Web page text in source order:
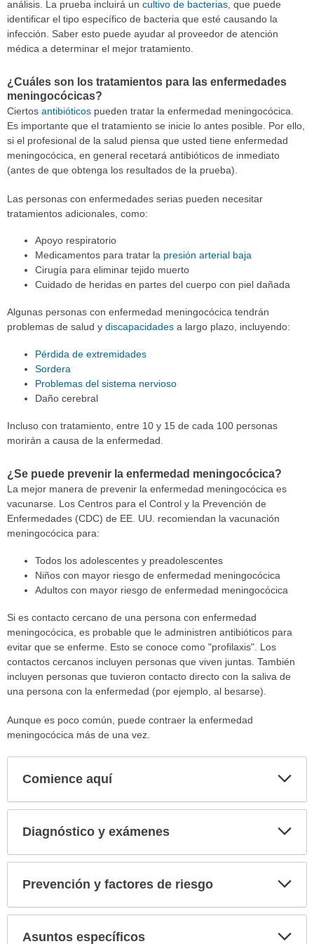
análisis. La prueba incluirá un cultivo de bacterias , que puede
identificar el tipo específico de bacteria que esté causando la
infección. Saber esto puede ayudar al proveedor de atención
médica a determinar el mejor tratamiento.
¿Cuáles son los tratamientos para las enfermedades
meningocócicas?
Ciertos antibióticos pueden tratar la enfermedad meningocócica.
Es importante que el tratamiento se inicie lo antes posible. Por ello,
si el profesional de la salud piensa que usted tiene enfermedad
meningocócica, en general recetará antibióticos de inmediato
(antes de que obtenga los resultados de la prueba).
Las personas con enfermedades serias pueden necesitar
tratamientos adicionales, como:
Apoyo respiratorio
Medicamentos para tratar la presión arterial baja
Cirugía para eliminar tejido muerto
Cuidado de heridas en partes del cuerpo con piel dañada
Algunas personas con enfermedad meningocócica tendrán
problemas de salud y discapacidades a largo plazo, incluyendo:
Pérdida de extremidades
Sordera
Problemas del sistema nervioso
Daño cerebral
Incluso con tratamiento, entre 10 y 15 de cada 100 personas
morirán a causa de la enfermedad.
¿Se puede prevenir la enfermedad meningocócica?
La mejor manera de prevenir la enfermedad meningocócica es
vacunarse. Los Centros para el Control y la Prevención de
Enfermedades (CDC) de EE. UU. recomiendan la vacunación
meningocócica para:
Todos los adolescentes y preadolescentes
Niños con mayor riesgo de enfermedad meningocócica
Adultos con mayor riesgo de enfermedad meningocócica
Si es contacto cercano de una persona con enfermedad
meningocócica, es probable que le administren antibióticos para
evitar que se enferme. Esto se conoce como "profilaxis". Los
contactos cercanos incluyen personas que viven juntas. También
incluyen personas que tuvieron contacto directo con la saliva de
una persona con la enfermedad (por ejemplo, al besarse).
Aunque es poco común, puede contraer la enfermedad
meningocócica más de una vez.
Comience aquí
Diagnóstico y exámenes
Prevención y factores de riesgo
Asuntos específicos